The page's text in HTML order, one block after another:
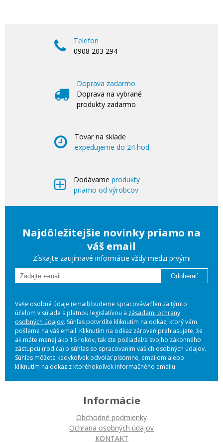
Telefon
0908 203 294
Doprava zadarmo
Doprava na vybrané
produkty zadarmo
Tovar na sklade
expedujeme do 24 hod.
Dodávame produkty
priamo od výrobcov
Najdôležitejšie novinky priamo na
váš email
Získajte zaujímavé informácie vždy medzi prvými
Odoberať
Vaše osobné údaje (email) budeme spracovávať len za týmto
účelom v súlade s platnou legislatívou a zásadami ochrany
osobných údajov. Súhlas potvrdíte kliknutím na odkaz, ktorý vám
pošleme na váš email. Kliknutím na odkaz zároveň prehlasujete, že
ak máte menej ako 16 rokov, tak ste požiadal/a svojho zákonného
zástupcu (rodiča) o súhlas so spracovaním vašich osobných údajov.
Súhlas môžete kedykoľvek odvolať písomne, emailom alebo
kliknutím na odkaz z ktoréhokoľvek informačného emailu.
Informácie
Obchodné podmienky
Ochrana osobných údajov
KONTAKT